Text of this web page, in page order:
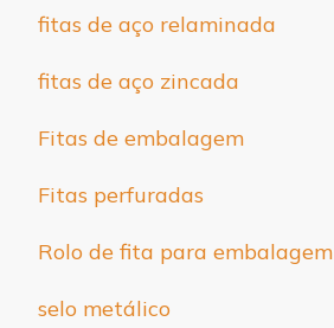
fitas de aço relaminada
fitas de aço zincada
Fitas de embalagem
Fitas perfuradas
Rolo de fita para embalagem
selo metálico